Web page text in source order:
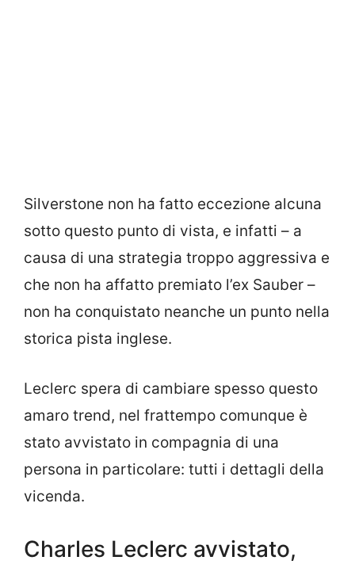
Silverstone non ha fatto eccezione alcuna
sotto questo punto di vista, e infatti – a
causa di una strategia troppo aggressiva e
che non ha affatto premiato l’ex Sauber –
non ha conquistato neanche un punto nella
storica pista inglese.
Leclerc spera di cambiare spesso questo
amaro trend, nel frattempo comunque è
stato avvistato in compagnia di una
persona in particolare: tutti i dettagli della
vicenda.
Charles Leclerc avvistato,